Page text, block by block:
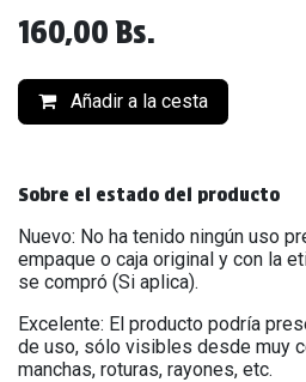
160,00 Bs.
Añadir a la cesta
Sobre el estado del producto
Nuevo: No ha tenido ningún uso
empaque o caja original y con la
se compró (Si aplica).
Excelente: El producto podría
de uso, sólo visibles desde muy
manchas, roturas, rayones, etc.